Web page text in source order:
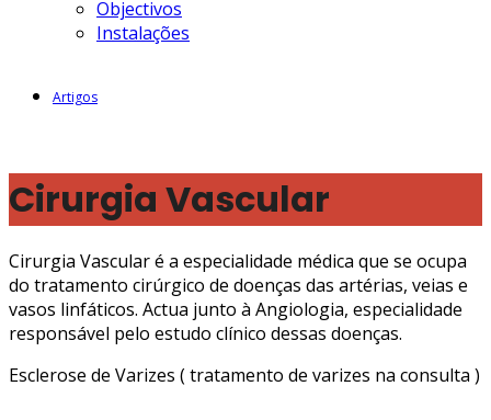
Objectivos
Instalações
Artigos
Cirurgia Vascular
Cirurgia Vascular é a especialidade médica que se ocupa
do tratamento cirúrgico de doenças das artérias, veias e
vasos linfáticos. Actua junto à Angiologia, especialidade
responsável pelo estudo clínico dessas doenças.
Esclerose de Varizes ( tratamento de varizes na consulta )